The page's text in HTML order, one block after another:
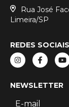
Rua José
Limeira/SP
REDES SOCIAIS
NEWSLETTER